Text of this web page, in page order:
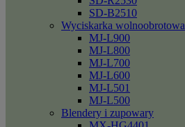
SD-B2510
Wyciskarka wolnoobrotowa
MJ-L900
MJ-L800
MJ-L700
MJ-L600
MJ-L501
MJ-L500
Blendery i zupowary